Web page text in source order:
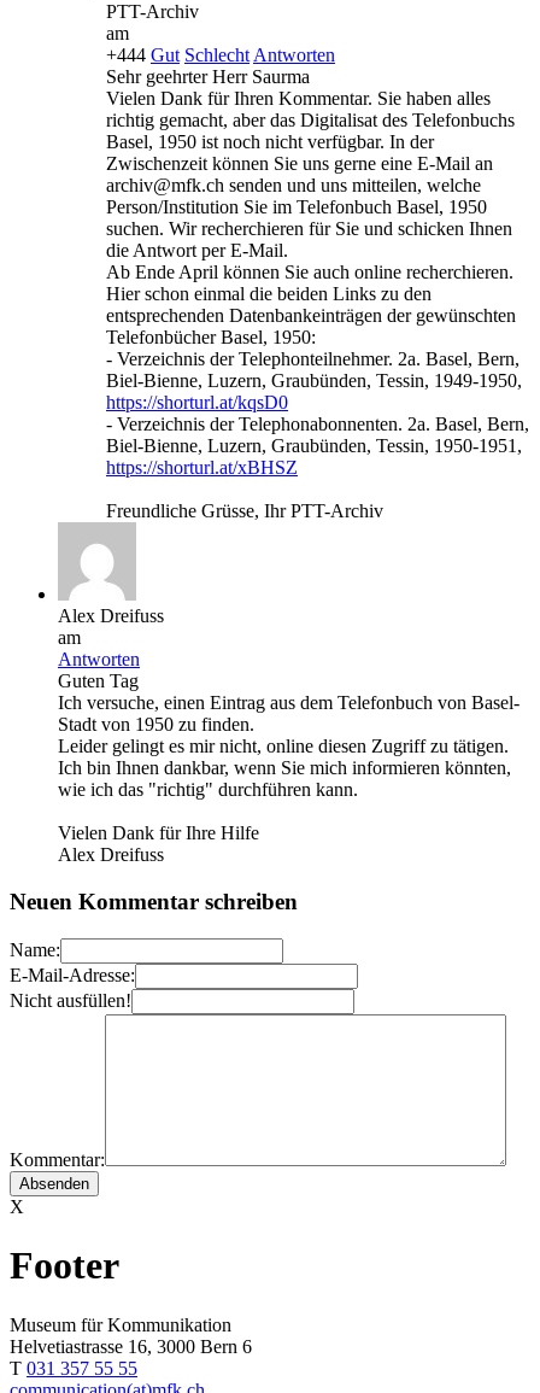
PTT-Archiv
am
+444 Gut SchlechtAntworten
Sehr geehrter Herr Saurma
Vielen Dank für Ihren Kommentar. Sie haben alles
richtig gemacht, aber das Digitalisat des Telefonbuchs
Basel, 1950 ist noch nicht verfügbar. In der
Zwischenzeit können Sie uns gerne eine E-Mail an
archiv@mfk.ch senden und uns mitteilen, welche
Person/Institution Sie im Telefonbuch Basel, 1950
suchen. Wir recherchieren für Sie und schicken Ihnen
die Antwort per E-Mail.
Ab Ende April können Sie auch online recherchieren.
Hier schon einmal die beiden Links zu den
entsprechenden Datenbankeinträgen der gewünschten
Telefonbücher Basel, 1950:
- Verzeichnis der Telephonteilnehmer. 2a. Basel, Bern,
Biel-Bienne, Luzern, Graubünden, Tessin, 1949-1950,
https://shorturl.at/kqsD0
- Verzeichnis der Telephonabonnenten. 2a. Basel, Bern,
Biel-Bienne, Luzern, Graubünden, Tessin, 1950-1951,
https://shorturl.at/xBHSZ
Freundliche Grüsse, Ihr PTT-Archiv
Alex Dreifuss
am
Antworten
Guten Tag
Ich versuche, einen Eintrag aus dem Telefonbuch von Basel-
Stadt von 1950 zu finden.
Leider gelingt es mir nicht, online diesen Zugriff zu tätigen.
Ich bin Ihnen dankbar, wenn Sie mich informieren könnten,
wie ich das "richtig" durchführen kann.
Vielen Dank für Ihre Hilfe
Alex Dreifuss
Neuen Kommentar schreiben
Name:
E-Mail-Adresse:
Nicht ausfüllen!
Kommentar:
X
Footer
Museum für Kommunikation
Helvetiastrasse 16, 3000 Bern 6
T 031 357 55 55